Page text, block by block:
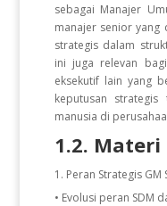
sebagai Manajer
manajer senior yang
strategis dalam
ini juga relevan
eksekutif lain yang
keputusan
manusia di
1.2.
Peran Strategis
• Evolusi peran SDM